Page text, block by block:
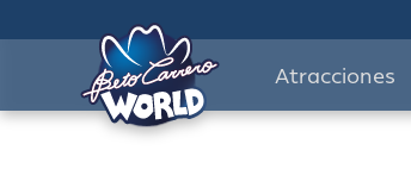
Atracciones